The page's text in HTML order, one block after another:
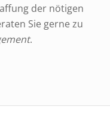
der nötigen
Sie gerne zu
.